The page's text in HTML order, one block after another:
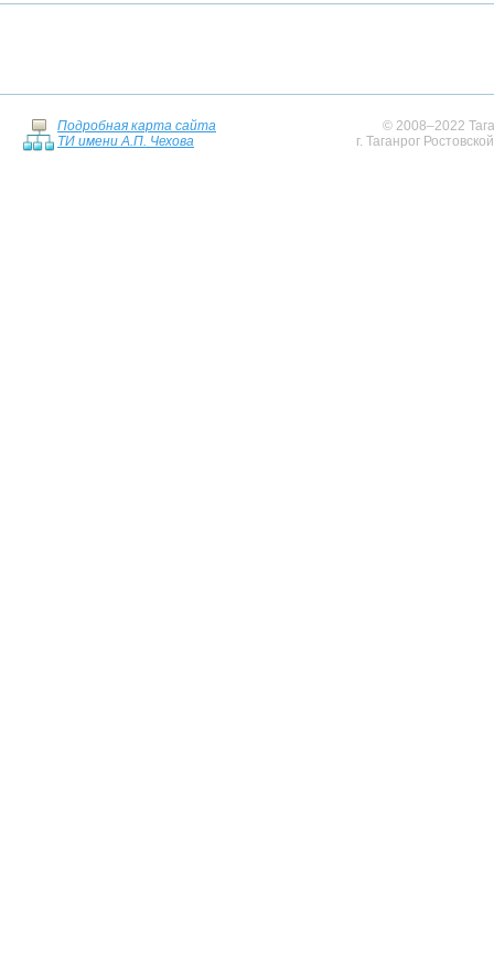
Подробная карта сайта
ТИ имени А.П. Чехова
© 2008–2022
г. Таганрог